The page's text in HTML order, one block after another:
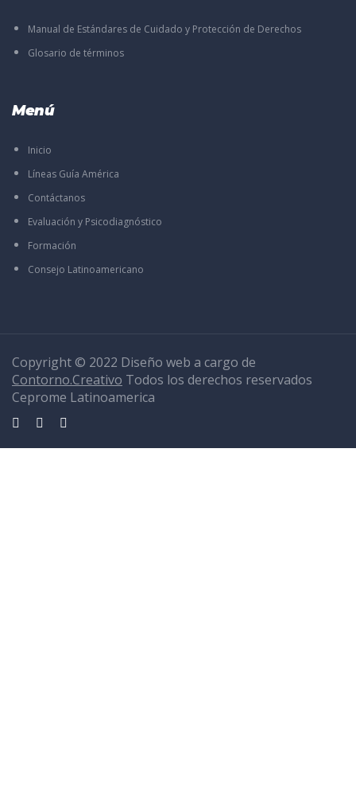
Manual de Estándares de Cuidado y Protección de Derechos
Glosario de términos
Menú
Inicio
Líneas Guía América
Contáctanos
Evaluación y Psicodiagnóstico
Formación
Consejo Latinoamericano
Copyright © 2022 Diseño web a cargo de
Contorno.Creativo Todos los derechos reservados
Ceprome Latinoamerica